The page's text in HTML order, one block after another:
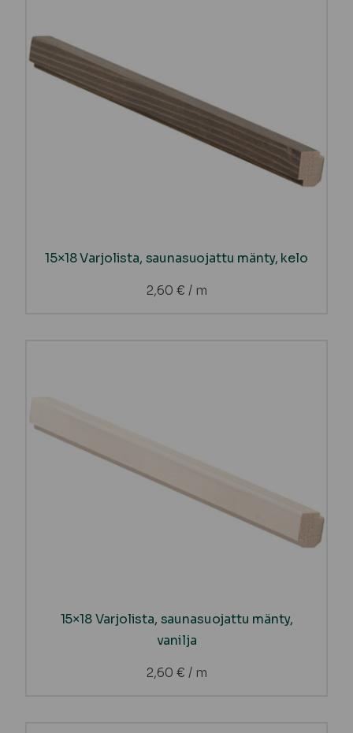
15×18 Varjolista, saunasuojattu mänty, kelo
2,60 € / m
15×18 Varjolista, saunasuojattu mänty,
vanilja
2,60 € / m